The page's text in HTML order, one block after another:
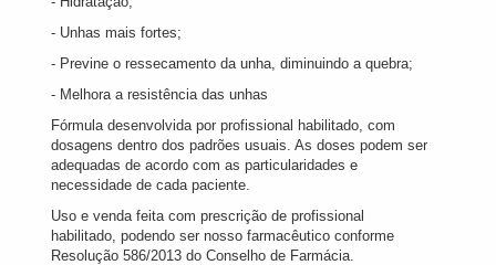
- Unhas mais fortes;
- Previne o ressecamento da unha, diminuindo a quebra;
- Melhora a resistência das unhas
Fórmula desenvolvida por profissional habilitado, com
dosagens dentro dos padrões usuais. As doses podem ser
adequadas de acordo com as particularidades e
necessidade de cada paciente.
Uso e venda feita com prescrição de profissional
habilitado, podendo ser nosso farmacêutico conforme
Resolução 586/2013 do Conselho de Farmácia.